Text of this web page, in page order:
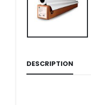
DESCRIPTION